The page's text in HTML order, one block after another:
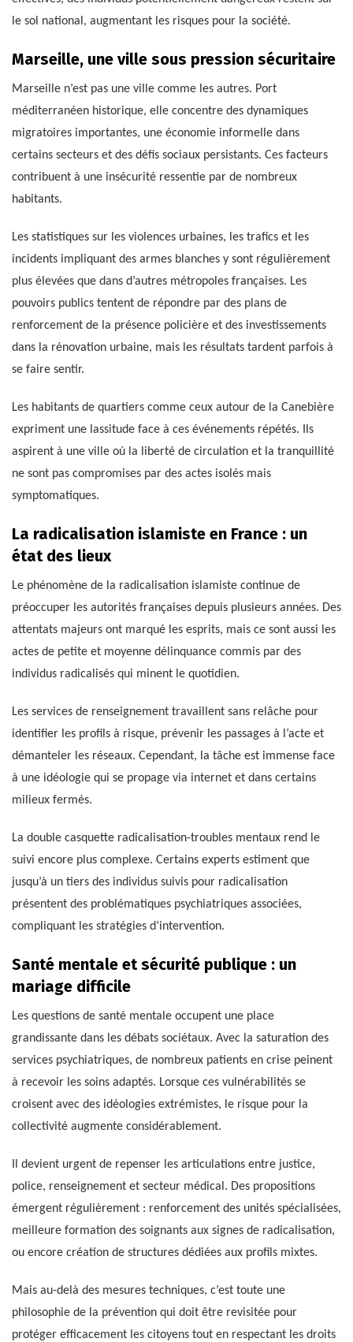
le sol national, augmentant les risques pour la société.
Marseille, une ville sous pression sécuritaire
Marseille n’est pas une ville comme les autres. Port
méditerranéen historique, elle concentre des dynamiques
migratoires importantes, une économie informelle dans
certains secteurs et des défis sociaux persistants. Ces facteurs
contribuent à une insécurité ressentie par de nombreux
habitants.
Les statistiques sur les violences urbaines, les trafics et les
incidents impliquant des armes blanches y sont régulièrement
plus élevées que dans d’autres métropoles françaises. Les
pouvoirs publics tentent de répondre par des plans de
renforcement de la présence policière et des investissements
dans la rénovation urbaine, mais les résultats tardent parfois à
se faire sentir.
Les habitants de quartiers comme ceux autour de la Canebière
expriment une lassitude face à ces événements répétés. Ils
aspirent à une ville où la liberté de circulation et la tranquillité
ne sont pas compromises par des actes isolés mais
symptomatiques.
La radicalisation islamiste en France : un
état des lieux
Le phénomène de la radicalisation islamiste continue de
préoccuper les autorités françaises depuis plusieurs années. Des
attentats majeurs ont marqué les esprits, mais ce sont aussi les
actes de petite et moyenne délinquance commis par des
individus radicalisés qui minent le quotidien.
Les services de renseignement travaillent sans relâche pour
identifier les profils à risque, prévenir les passages à l’acte et
démanteler les réseaux. Cependant, la tâche est immense face
à une idéologie qui se propage via internet et dans certains
milieux fermés.
La double casquette radicalisation-troubles mentaux rend le
suivi encore plus complexe. Certains experts estiment que
jusqu’à un tiers des individus suivis pour radicalisation
présentent des problématiques psychiatriques associées,
compliquant les stratégies d’intervention.
Santé mentale et sécurité publique : un
mariage difficile
Les questions de santé mentale occupent une place
grandissante dans les débats sociétaux. Avec la saturation des
services psychiatriques, de nombreux patients en crise peinent
à recevoir les soins adaptés. Lorsque ces vulnérabilités se
croisent avec des idéologies extrémistes, le risque pour la
collectivité augmente considérablement.
Il devient urgent de repenser les articulations entre justice,
police, renseignement et secteur médical. Des propositions
émergent régulièrement : renforcement des unités spécialisées,
meilleure formation des soignants aux signes de radicalisation,
ou encore création de structures dédiées aux profils mixtes.
Mais au-delà des mesures techniques, c’est toute une
philosophie de la prévention qui doit être revisitée pour
protéger efficacement les citoyens tout en respectant les droits